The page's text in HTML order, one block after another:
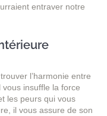
entraver notre
l’harmonie entre
insuffle la force
les peurs qui vous
il vous assure de son